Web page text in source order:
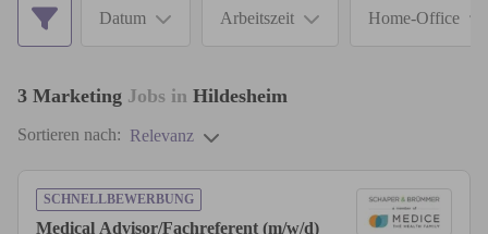
Datum Arbeitszeit Home-Office
3 Marketing Jobs in Hildesheim
Sortieren nach: Relevanz
SCHNELLBEWERBUNG
Medical Advisor/Fachreferent (m/w/d)